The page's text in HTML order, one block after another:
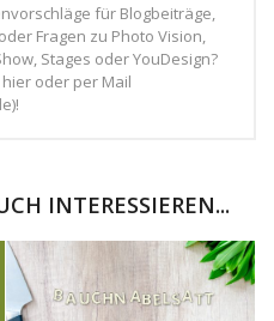
für Blogbeiträge,
Fragen zu Photo Vision,
Stages oder YouDesign?
oder per Mail
INTERESSIEREN...